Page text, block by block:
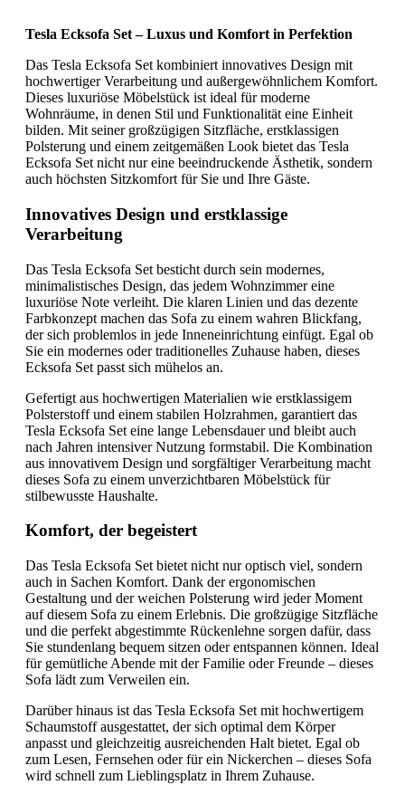
Tesla Ecksofa Set – Luxus und Komfort in Perfektion
Das Tesla Ecksofa Set kombiniert innovatives Design mit
hochwertiger Verarbeitung und außergewöhnlichem Komfort.
Dieses luxuriöse Möbelstück ist ideal für moderne
Wohnräume, in denen Stil und Funktionalität eine Einheit
bilden. Mit seiner großzügigen Sitzfläche, erstklassigen
Polsterung und einem zeitgemäßen Look bietet das Tesla
Ecksofa Set nicht nur eine beeindruckende Ästhetik, sondern
auch höchsten Sitzkomfort für Sie und Ihre Gäste.
Innovatives Design und erstklassige
Verarbeitung
Das Tesla Ecksofa Set besticht durch sein modernes,
minimalistisches Design, das jedem Wohnzimmer eine
luxuriöse Note verleiht. Die klaren Linien und das dezente
Farbkonzept machen das Sofa zu einem wahren Blickfang,
der sich problemlos in jede Inneneinrichtung einfügt. Egal ob
Sie ein modernes oder traditionelles Zuhause haben, dieses
Ecksofa Set passt sich mühelos an.
Gefertigt aus hochwertigen Materialien wie erstklassigem
Polsterstoff und einem stabilen Holzrahmen, garantiert das
Tesla Ecksofa Set eine lange Lebensdauer und bleibt auch
nach Jahren intensiver Nutzung formstabil. Die Kombination
aus innovativem Design und sorgfältiger Verarbeitung macht
dieses Sofa zu einem unverzichtbaren Möbelstück für
stilbewusste Haushalte.
Komfort, der begeistert
Das Tesla Ecksofa Set bietet nicht nur optisch viel, sondern
auch in Sachen Komfort. Dank der ergonomischen
Gestaltung und der weichen Polsterung wird jeder Moment
auf diesem Sofa zu einem Erlebnis. Die großzügige Sitzfläche
und die perfekt abgestimmte Rückenlehne sorgen dafür, dass
Sie stundenlang bequem sitzen oder entspannen können. Ideal
für gemütliche Abende mit der Familie oder Freunde – dieses
Sofa lädt zum Verweilen ein.
Darüber hinaus ist das Tesla Ecksofa Set mit hochwertigem
Schaumstoff ausgestattet, der sich optimal dem Körper
anpasst und gleichzeitig ausreichenden Halt bietet. Egal ob
zum Lesen, Fernsehen oder für ein Nickerchen – dieses Sofa
wird schnell zum Lieblingsplatz in Ihrem Zuhause.